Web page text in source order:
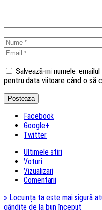
Salvează-mi numele,
pentru data viitoare când o să
Facebook
Google+
Twitter
Ultimele stiri
Voturi
Vizualizari
Comentarii
» Locuința ta este mai sigură
gândite de la bun început